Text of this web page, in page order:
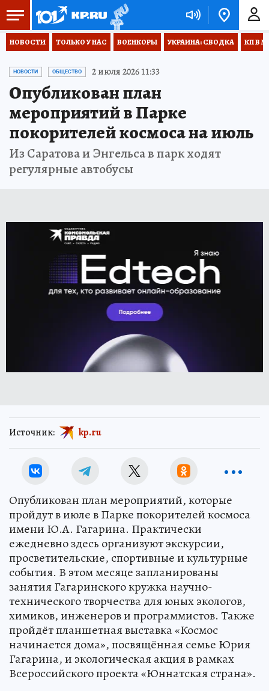
НОВОСТИ ТОЛЬКО У НАС ВОЕНКОРЫ УКРАИНА: СВОДКА КП В
НОВОСТИ ОБЩЕСТВО 2 июля 2026 11:33
Опубликован план
мероприятий в Парке
покорителей космоса на июль
Из Саратова и Энгельса в парк ходят
регулярные автобусы
Источник: kp.ru
Опубликован план мероприятий, которые
пройдут в июле в Парке покорителей космоса
имени Ю.А. Гагарина. Практически
ежедневно здесь организуют экскурсии,
просветительские, спортивные и культурные
события. В этом месяце запланированы
занятия Гагаринского кружка научно-
технического творчества для юных экологов,
химиков, инженеров и программистов. Также
пройдёт планшетная выставка «Космос
начинается дома», посвящённая семье Юрия
Гагарина, и экологическая акция в рамках
Всероссийского проекта «Юннатская страна».